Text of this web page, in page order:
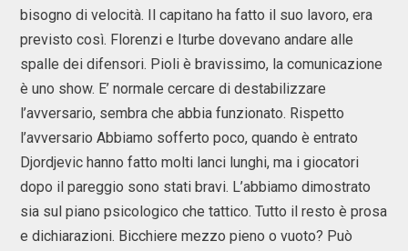
bisogno di velocità. Il capitano ha fatto il suo lavoro, era
previsto così. Florenzi e Iturbe dovevano andare alle
spalle dei difensori. Pioli è bravissimo, la comunicazione
è uno show. E’ normale cercare di destabilizzare
l’avversario, sembra che abbia funzionato. Rispetto
l’avversario Abbiamo sofferto poco, quando è entrato
Djordjevic hanno fatto molti lanci lunghi, ma i giocatori
dopo il pareggio sono stati bravi. L’abbiamo dimostrato
sia sul piano psicologico che tattico. Tutto il resto è prosa
e dichiarazioni. Bicchiere mezzo pieno o vuoto? Può